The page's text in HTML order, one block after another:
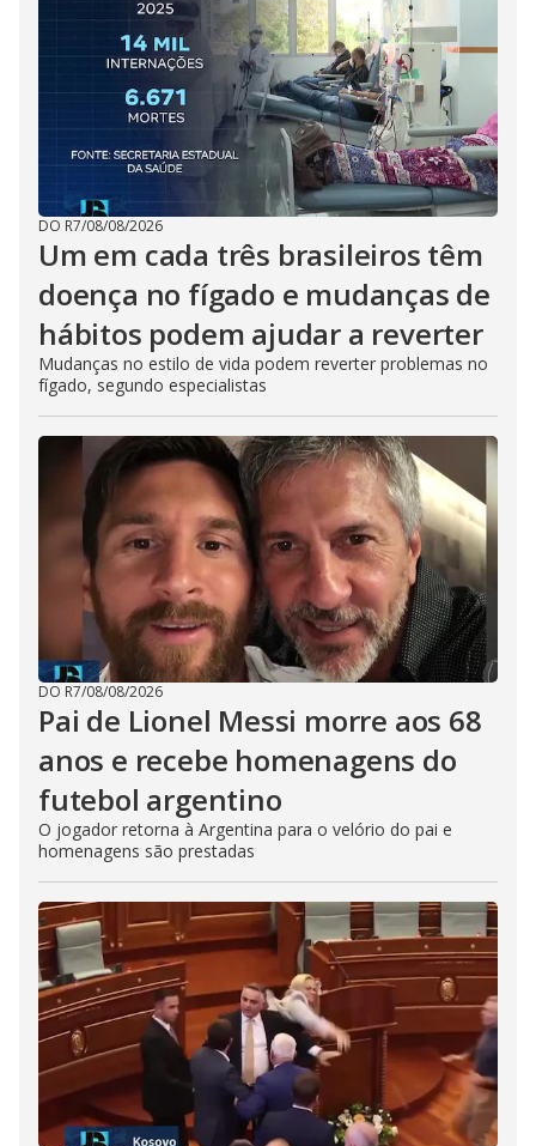
DO R7/08/08/2026
Um em cada três brasileiros têm
doença no fígado e mudanças de
hábitos podem ajudar a reverter
Mudanças no estilo de vida podem reverter problemas no
fígado, segundo especialistas
DO R7/08/08/2026
Pai de Lionel Messi morre aos 68
anos e recebe homenagens do
futebol argentino
O jogador retorna à Argentina para o velório do pai e
homenagens são prestadas